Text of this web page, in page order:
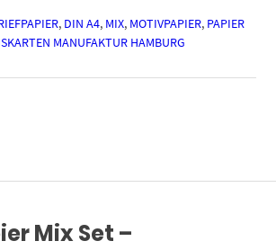
, DIN A4, MIX, MOTIVPAPIER, PAPIER
MANUFAKTUR HAMBURG
Mix Set –